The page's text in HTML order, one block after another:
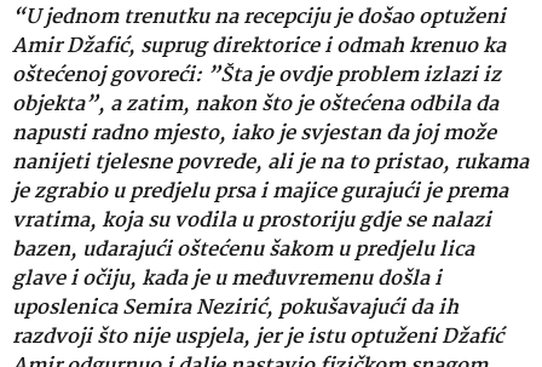
“U jednom trenutku na recepciju je došao optuženi
Amir Džafić, suprug direktorice i odmah krenuo ka
oštećenoj govoreći: ”Šta je ovdje problem izlazi iz
objekta”, a zatim, nakon što je oštećena odbila da
napusti radno mjesto, iako je svjestan da joj može
nanijeti tjelesne povrede, ali je na to pristao, rukama
je zgrabio u predjelu prsa i majice gurajući je prema
vratima, koja su vodila u prostoriju gdje se nalazi
bazen, udarajući oštećenu šakom u predjelu lica
glave i očiju, kada je u međuvremenu došla i
uposlenica Semira Nezirić, pokušavajući da ih
razdvoji što nije uspjela, jer je istu optuženi Džafić